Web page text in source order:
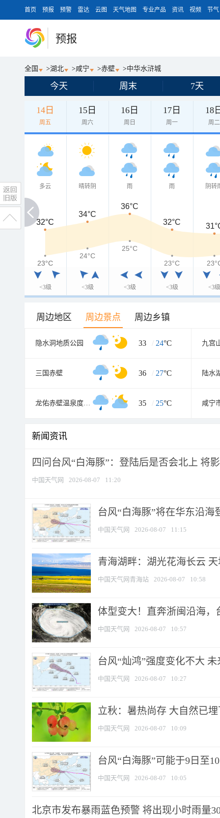
首页 预报 预警 雷达 云图 天气地图 专业产品 资讯 视频 节气
预报
全国 >湖北 >咸宁 >赤壁 >中华水浒城
今天 周末 7天
14日
周五
15日
周六
16日
周日
17日
周一
18
周二
多云
<3级
晴转阴
<3级
雨
<3级
雨
<3级
阴转
<3级
32°C
32°C
34°C
36°C
32°C
23°C
23°C
24°C
25°C
23°C
周边地区 周边景点 周边乡镇
隐水洞地质公园 33 / 24°C 九宫
三国赤壁 36 / 27°C 陆水
龙佑赤壁温泉度假区 35 / 25°C
新闻资讯
四问台风“白海豚”：登陆后是否会北上 将
中国天气网 2026-08-07 11:20
台风“白海豚”将在华东沿
中国天气网 2026-08-07 11:15
青海湖畔：湖光花海长云
中国天气网青海站 2026-08-07 10:58
体型变大！直奔浙闽沿海，
中国天气网 2026-08-07 10:57
台风“灿鸿”强度变化不大
中国天气网 2026-08-07 10:27
立秋：暑热尚存 大自然已
中国天气网 2026-08-07 10:09
台风“白海豚”可能于9日至
中国天气网 2026-08-07 10:05
北京市发布暴雨蓝色预警 将出现小时雨量